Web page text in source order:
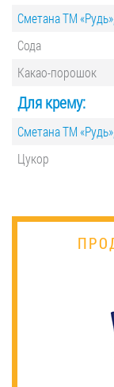
Сметана ТМ
Сода
Какао-порошок
Для крему:
Сметана ТМ
Цукор